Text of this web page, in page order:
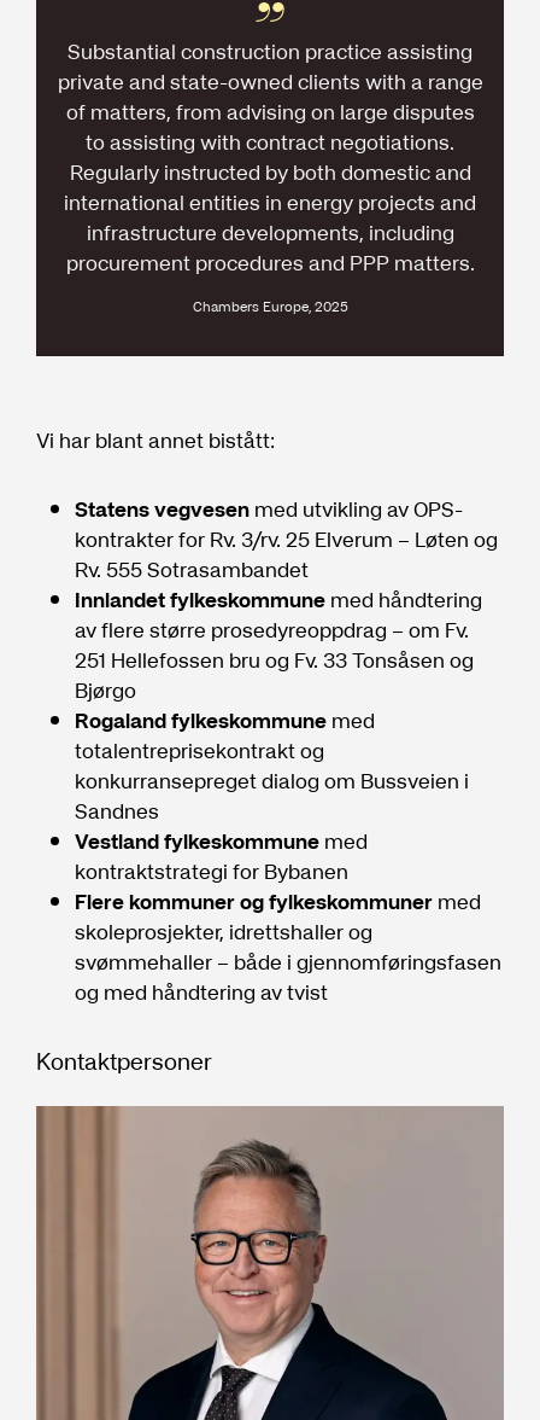
Substantial construction practice assisting
private and state-owned clients with a range
of matters, from advising on large disputes
to assisting with contract negotiations.
Regularly instructed by both domestic and
international entities in energy projects and
infrastructure developments, including
procurement procedures and PPP matters.
Chambers Europe, 2025
Vi har blant annet bistått:
Statens vegvesenmed utvikling av OPS-
kontrakter for Rv. 3/rv. 25 Elverum – Løten og
Rv. 555 Sotrasambandet
Innlandet fylkeskommunemed håndtering
av flere større prosedyreoppdrag – om Fv.
251 Hellefossen bru og Fv. 33 Tonsåsen og
Bjørgo
Rogaland fylkeskommunemed
totalentreprisekontrakt og
konkurransepreget dialog om Bussveien i
Sandnes
Vestland fylkeskommunemed
kontraktstrategi for Bybanen
Flere kommuner og fylkeskommunermed
skoleprosjekter, idrettshaller og
svømmehaller – både i gjennomføringsfasen
og med håndtering av tvist
Kontaktpersoner